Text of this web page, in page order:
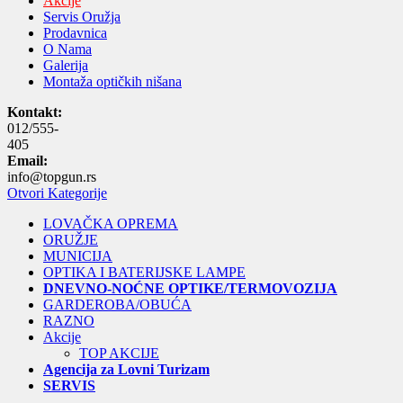
Servis Oružja
Prodavnica
O Nama
Galerija
Montaža optičkih nišana
Kontakt:
012/555-
405
Email:
info@topgun.rs
Otvori Kategorije
LOVAČKA OPREMA
ORUŽJE
MUNICIJA
OPTIKA I BATERIJSKE LAMPE
DNEVNO-NOĆNE OPTIKE/TERMOVOZIJA
GARDEROBA/OBUĆA
RAZNO
Akcije
TOP AKCIJE
Agencija za Lovni Turizam
SERVIS